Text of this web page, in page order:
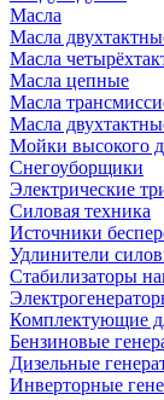
Масла
Масла
Масла
Масла цепные
Масла
Масла
Мойки высокого
Снегоуборщики
Электрические
Силовая техника
Источники
Удлинители
Стабилизаторы
Комплектующие
Бензиновые
Дизельные
Инверторные